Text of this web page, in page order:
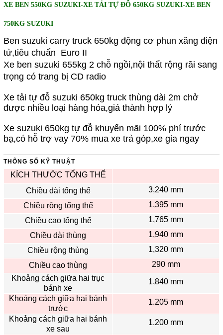
XE BEN 550KG SUZUKI-XE TẢI TỰ ĐỖ 650KG SUZUKI-XE BEN
750KG SUZUKI
Ben suzuki carry truck 650kg động cơ phun xăng điện
tử,tiêu chuẩn Euro II
Xe ben suzuki 655kg 2 chỗ ngồi,nội thất rộng rãi sang
trọng có trang bị CD radio
Xe tải tự đỗ suzuki 650kg truck thùng dài 2m chở
được nhiều loại hàng hóa,giá thành hợp lý
Xe suzuki 650kg tự đỗ khuyến mãi 100% phí trước
bạ,có hỗ trợ vay 70% mua xe trả góp,xe gia ngay
THÔNG SỐ KỸ THUẬT
KÍCH THƯỚC TỔNG THỂ
Chiều dài tổng thể
3,240 mm
Chiều rộng tổng thể
1,395 mm
Chiều cao tổng thể
1,765 mm
Chiều dài thùng
1,940 mm
Chiều rộng thùng
1,320 mm
Chiều cao thùng
290 mm
Khoảng cách giữa hai trục
bánh xe
1,840 mm
Khoảng cách giữa hai bánh
trước
1.205 mm
Khoảng cách giữa hai bánh
xe sau
1.200 mm